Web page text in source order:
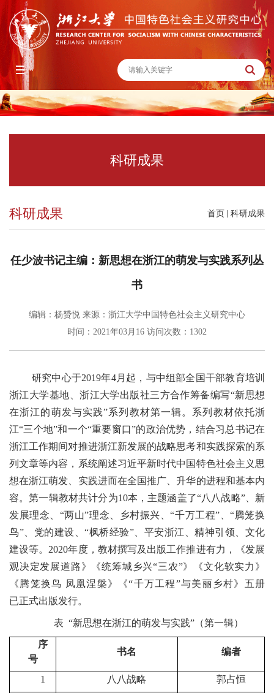
科研成果
首页 科研成果
科研成果
任少波书记主编：新思想在浙江的萌发与实践系列丛
书
编辑：杨赟悦 来源：浙江大学中国特色社会主义研究中心
时间：2021年03月16 访问次数： 1302
研究中心于2019年4月起，与中组部全国干部教育培训
浙江大学基地、浙江大学出版社三方合作筹备编写“新思想
在浙江的萌发与实践”系列教材第一辑。系列教材依托浙
江“三个地”和一个“重要窗口”的政治优势，结合习总书记在
浙江工作期间对推进浙江新发展的战略思考和实践探索的系
列文章等内容，系统阐述习近平新时代中国特色社会主义思
想在浙江萌发、实践进而在全国推广、升华的进程和基本内
容。第一辑教材共计分为10本，主题涵盖了“八八战略”、新
发展理念、“两山”理念、乡村振兴、“千万工程”、“腾笼换
鸟”、党的建设、“枫桥经验”、平安浙江、精神引领、文化
建设等。 2020年度，教材撰写及出版工作推进有力，《发展
观决定发展道路》《统筹城乡兴“三农”》《文化软实力》
《腾笼换鸟 凤凰涅槃》
《“千万工程”与美丽乡村》五册
已正式出版发行。
表 “新思想在浙江的萌发与实践”（第一辑）
序
号
书名 编者
1 八八战略
郭占恒